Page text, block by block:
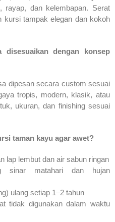
rayap, dan kelembapan. Serat
kursi tampak elegan dan kokoh
dengan konsep
dipesan secara custom sesuai
tropis, modern, klasik, atau
ukuran, dan finishing sesuai
taman kayu agar awet?
lap lembut dan air sabun ringan
sinar matahari dan hujan
ulang setiap 1–2 tahun
tidak digunakan dalam waktu